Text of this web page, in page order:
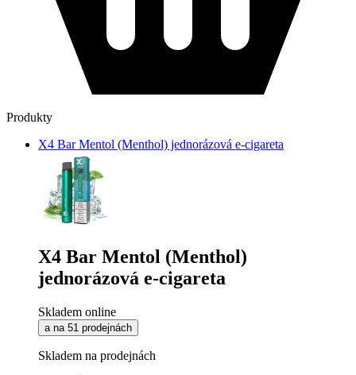
Produkty
X4 Bar Mentol (Menthol) jednorázová e-cigareta
X4 Bar Mentol (Menthol)
jednorázová e-cigareta
Skladem online
a na 51 prodejnách
Skladem na prodejnách